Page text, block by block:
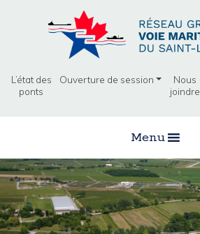
L’état des
ponts
Ouverture de session
Nous
joindre
Menu